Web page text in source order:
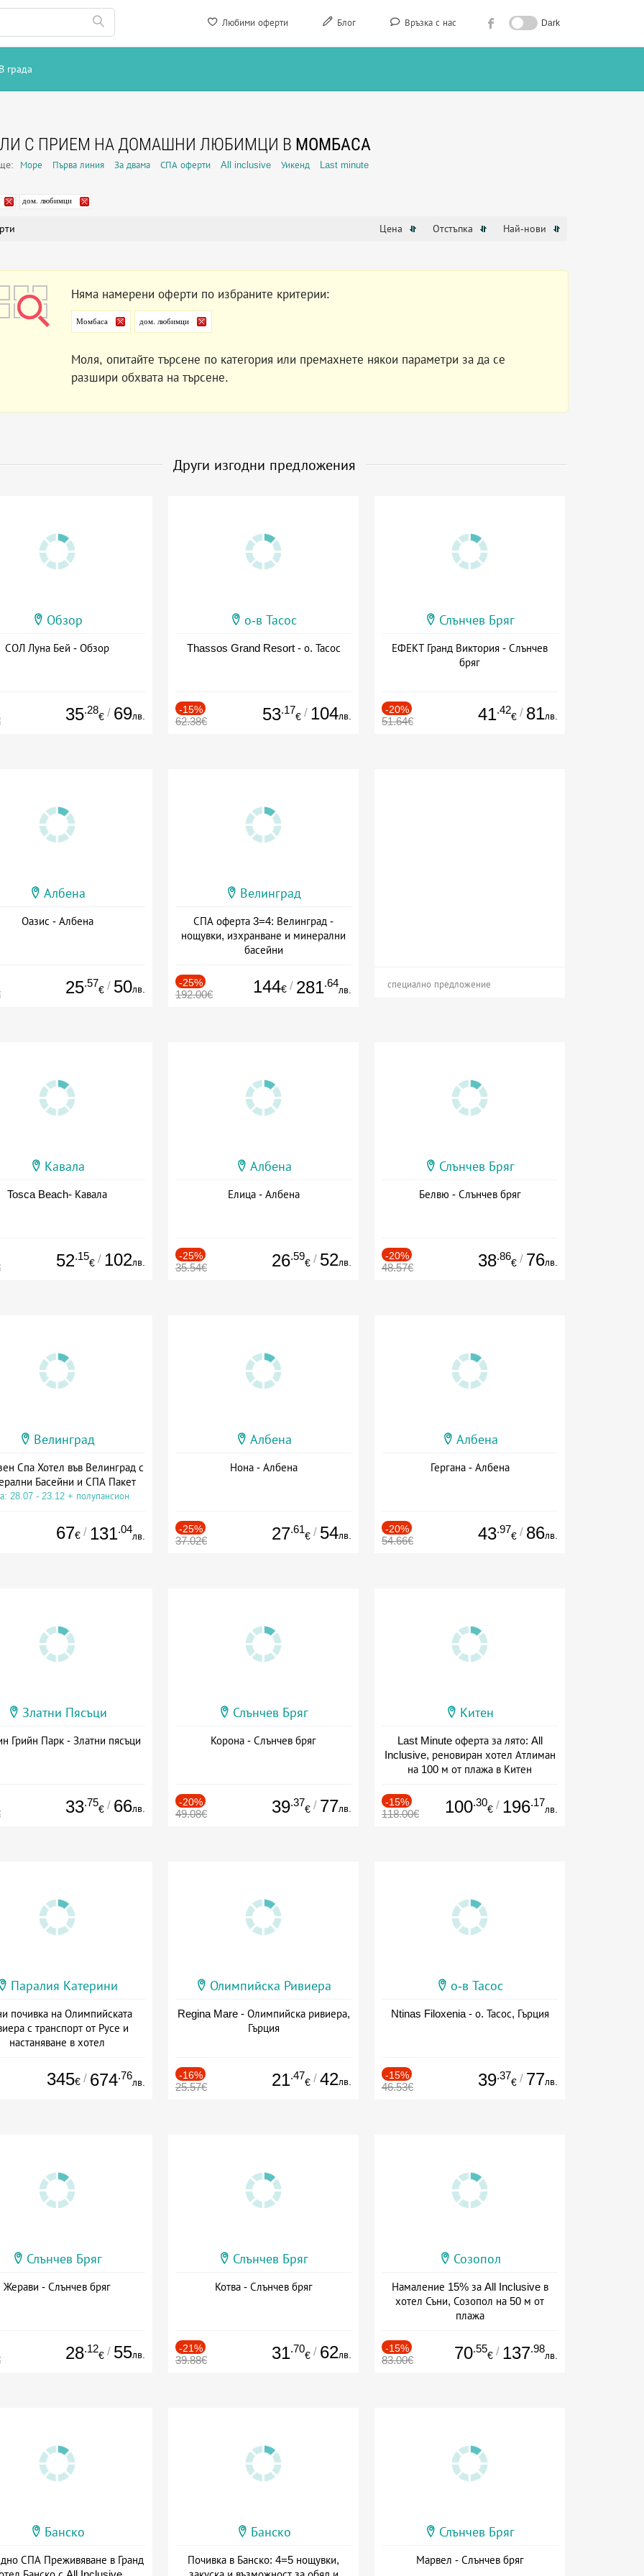
Любими оферти Блог Връзка с нас Dark
В града
С ПРИЕМ НА ДОМАШНИ ЛЮБИМЦИ В МОМБАСА
Море Първа линия За двама СПА оферти All inclusive Уикенд Last minute
дом. любимци
Цена Отстъпка Най-нови
Няма намерени оферти по избраните критерии:
Момбаса дом. любимци
Моля, опитайте търсене по категория или премахнете някои параметри за да се
разшири обхвата на търсене.
Други изгодни предложения
Обзор
СОЛ Луна Бей - Обзор
35.28
€ / 69лв.
о-в Тасос
Thassos Grand Resort - о. Тасос
-15%
62.38€ 53.17
€ / 104лв.
Слънчев Бряг
ЕФЕКТ Гранд Виктория - Слънчев
бряг
-20%
51.64€ 41.42
€ / 81лв.
Албена
Оазис - Албена
25.57
€ / 50лв.
Велинград
СПА оферта 3=4: Велинград -
нощувки, изхранване и минерални
басейни
-25%
192.00€ 144€ / 281.64
лв. специално предложение
Кавала
Tosca Beach- Кавала
52.15
€ / 102лв.
Албена
Елица - Албена
-25%
35.54€ 26.59
€ / 52лв.
Слънчев Бряг
Белвю - Слънчев бряг
-20%
48.57€ 38.86
€ / 76лв.
Велинград
Спа Хотел във Велинград с
Басейни и СПА Пакет
28.07 - 23.12 + полупансион
67€ / 131.04
лв.
Албена
Нона - Албена
-25%
37.02€ 27.61
€ / 54лв.
Албена
Гергана - Албена
-20%
54.66€ 43.97
€ / 86лв.
Златни Пясъци
Грийн Парк - Златни пясъци
33.75
€ / 66лв.
Слънчев Бряг
Корона - Слънчев бряг
-20%
49.08€ 39.37
€ / 77лв.
Китен
Last Minute оферта за лято: All
Inclusive, реновиран хотел Атлиман
на 100 м от плажа в Китен
-15%
118.00€ 100.30
€ / 196.17
лв.
Паралия Катерини
почивка на Олимпийската
с транспорт от Русе и
настаняване в хотел
345€ / 674.76
лв.
Олимпийска Ривиера
Regina Mare - Олимпийска ривиера,
Гърция
-16%
25.57€ 21.47
€ / 42лв.
о-в Тасос
Ntinas Filoxenia - о. Тасос, Гърция
-15%
46.53€ 39.37
€ / 77лв.
Слънчев Бряг
Жерави - Слънчев бряг
28.12
€ / 55лв.
Слънчев Бряг
Котва - Слънчев бряг
-21%
39.88€ 31.70
€ / 62лв.
Созопол
Намаление 15% за All Inclusive в
хотел Съни, Созопол на 50 м от
плажа
-15%
83.00€ 70.55
€ / 137.98
лв.
Банско
СПА Преживяване в Гранд
Банско
Почивка в Банско: 4=5 нощувки,
Слънчев Бряг
Марвел - Слънчев бряг